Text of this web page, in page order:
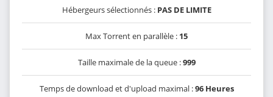
Hébergeurs sélectionnés : PAS DE LIMITE
Max Torrent en parallèle : 15
Taille maximale de la queue :999
Temps de download et d'upload maximal :96 Heures